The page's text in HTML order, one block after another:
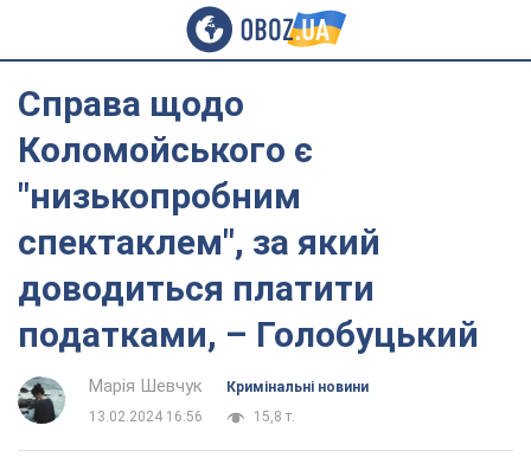
Справа щодо
Коломойського є
"низькопробним
спектаклем", за який
доводиться платити
податками, – Голобуцький
Марія Шевчук
Кримінальні новини
13.02.2024 16:56
15,8 т.